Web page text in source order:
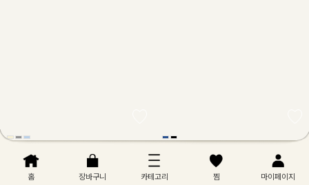
팬츠(2차 재입고)
홈 장바구니 카테고리 찜 마이페이지